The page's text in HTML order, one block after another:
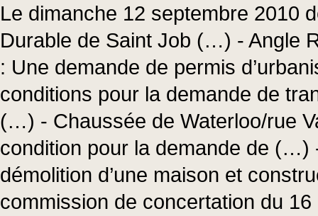
Le dimanche 12 septembre 2010
Durable de Saint Job (…) - Angle
: Une demande de permis
conditions pour la demande de
(…) - Chaussée de Waterloo/rue
condition pour la demande de (…)
démolition d’une maison et
commission de concertation du